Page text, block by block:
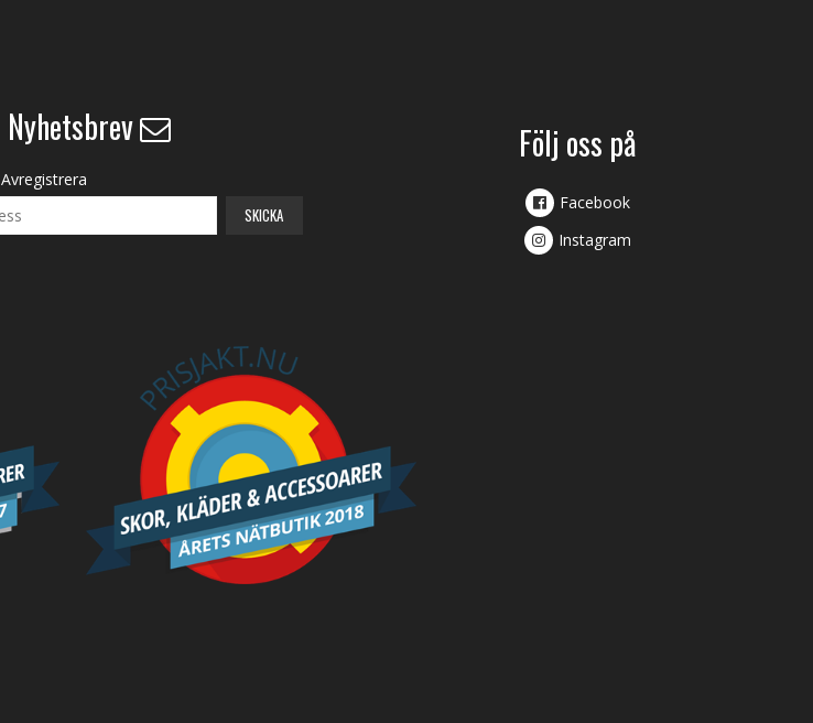
Nyhetsbrev
Avregistrera
SKICKA
Följ oss på
Facebook
Instagram